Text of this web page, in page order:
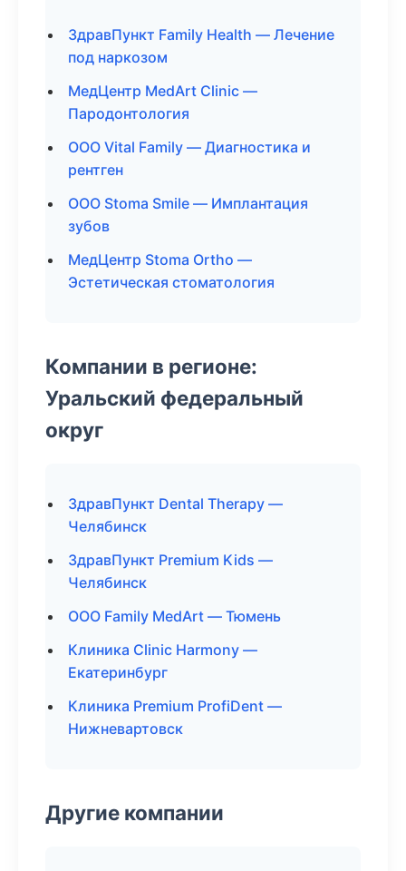
ЗдравПункт Family Health — Лечение
под наркозом
МедЦентр MedArt Clinic —
Пародонтология
ООО Vital Family — Диагностика и
рентген
ООО Stoma Smile — Имплантация
зубов
МедЦентр Stoma Ortho —
Эстетическая стоматология
Компании в регионе:
Уральский федеральный
округ
ЗдравПункт Dental Therapy —
Челябинск
ЗдравПункт Premium Kids —
Челябинск
ООО Family MedArt — Тюмень
Клиника Clinic Harmony —
Екатеринбург
Клиника Premium ProfiDent —
Нижневартовск
Другие компании